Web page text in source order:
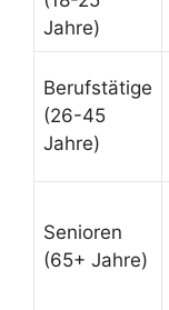
Jahre)
Berufstätige
(26-45
Jahre)
Senioren
(65+ Jahre)